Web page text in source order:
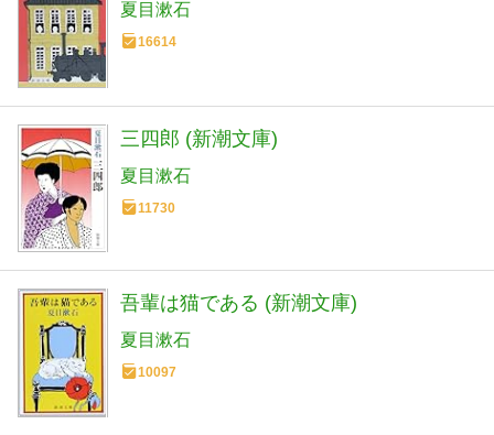
夏目漱石
16614
三四郎 (新潮文庫)
夏目漱石
11730
吾輩は猫である (新潮文庫)
夏目漱石
10097